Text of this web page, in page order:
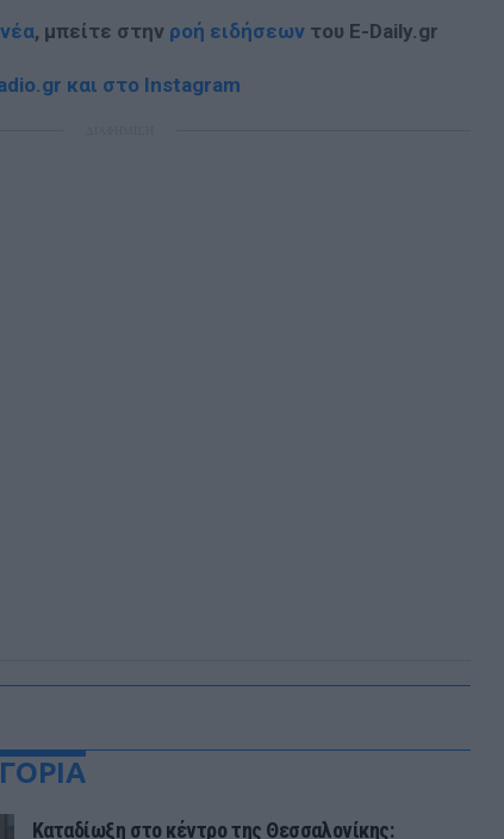
νέα, μπείτε στην ροή ειδήσεων του E-Daily.gr
και στο Instagram
Καταδίωξη στο κέντρο της Θεσσαλονίκης: